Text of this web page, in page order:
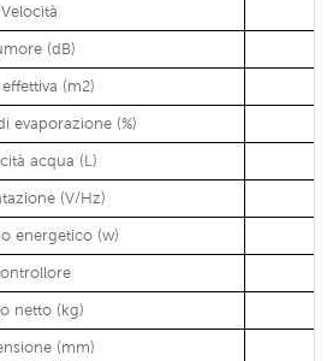
Velocità
(dB)
(m2)
evaporazione (%)
acqua (L)
(V/Hz)
energetico (w)
netto (kg)
(mm)